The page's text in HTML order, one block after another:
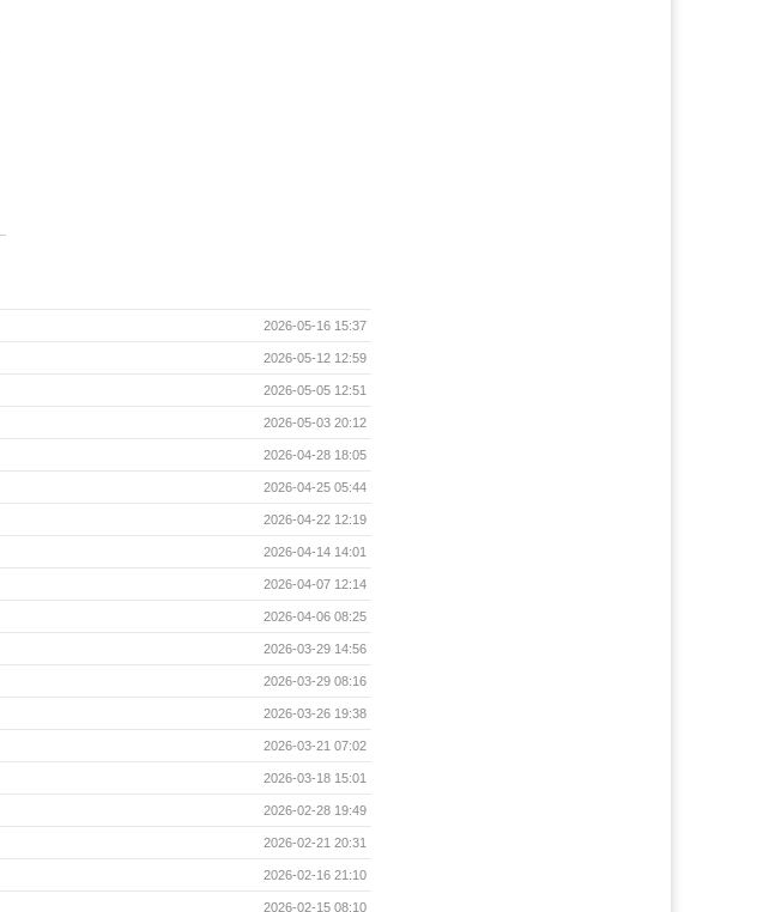
2026-05-16 15:37
2026-05-12 12:59
2026-05-05 12:51
2026-05-03 20:12
2026-04-28 18:05
2026-04-25 05:44
2026-04-22 12:19
2026-04-14 14:01
2026-04-07 12:14
2026-04-06 08:25
2026-03-29 14:56
2026-03-29 08:16
2026-03-26 19:38
2026-03-21 07:02
2026-03-18 15:01
2026-02-28 19:49
2026-02-21 20:31
2026-02-16 21:10
2026-02-15 08:10